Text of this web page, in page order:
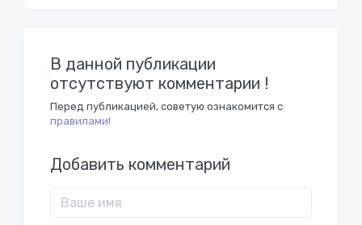
В данной публикации
отсутствуют комментарии !
Перед публикацией, советую ознакомится с
правилами!
Добавить комментарий